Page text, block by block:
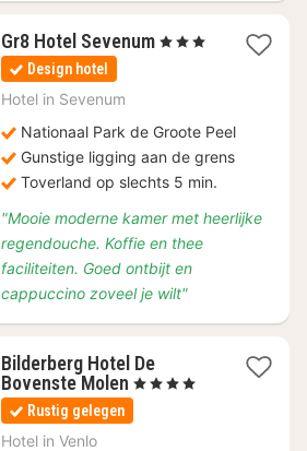
Gr8 Hotel Sevenum1
, 3 Sterren
Design hotel
Hotel in Sevenum
Nationaal Park de Groote Peel
Gunstige ligging aan de grens
Toverland op slechts 5 min.
"Mooie moderne kamer met heerlijke
regendouche. Koffie en thee
faciliteiten. Goed ontbijt en
cappuccino zoveel je wilt"
Bilderberg Hotel De
Bovenste Molen 1
nacht
vanaf
, 4 Sterren
Rustig gelegen
Hotel in Venlo